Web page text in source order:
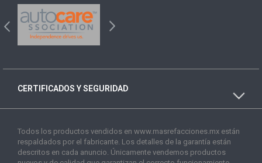
CERTIFICADOS Y SEGURIDAD
Todos los productos vendidos en www.masrefacciones.mx están
respaldados por el fabricante. Los detalles de la garantía están
descritos en cada anuncio. Únicamente vendemos productos